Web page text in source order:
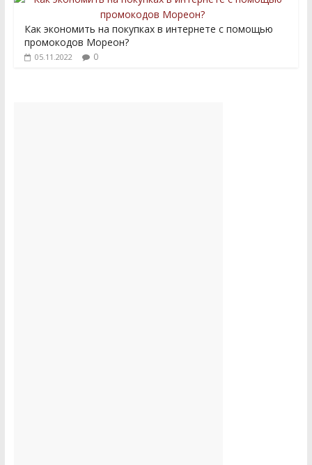
Как экономить на покупках в интернете с помощью
промокодов Мореон?
05.11.2022 0